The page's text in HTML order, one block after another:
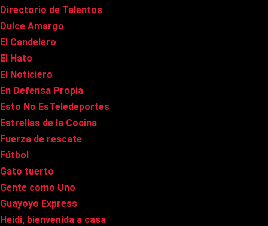
Directorio de Talentos
Dulce Amargo
El Candelero
El Hato
El Noticiero
En Defensa Propia
Esto No EsTeledeportes
Estrellas de la Cocina
Fuerza de rescate
Fútbol
Gato tuerto
Gente como Uno
Guayoyo Express
Heidi, bienvenida a casa